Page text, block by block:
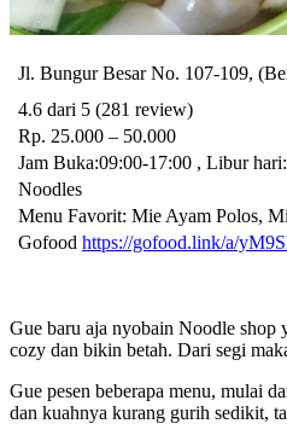
Jl. Bungur Besar No. 107-109,
4.6 dari 5 (281 review)
Rp. 25.000 – 50.000
Jam Buka:09:00-17:00 , Libur
Noodles
Menu Favorit: Mie Ayam Polos,
Gofood https://gofood.link/a/
Gue baru aja nyobain Noodle shop
cozy dan bikin betah. Dari segi
Gue pesen beberapa menu, mulai
dan kuahnya kurang gurih sedikit,